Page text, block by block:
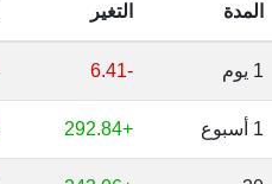
المدة التغير
1 يوم -6.41
1 أسبوع +292.84